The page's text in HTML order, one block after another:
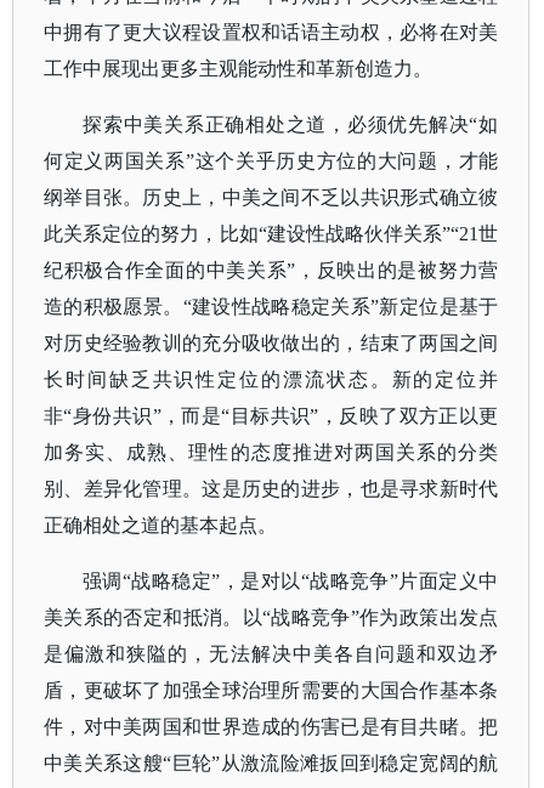
中拥有了更大议程设置权和话语主动权，必将在对美
工作中展现出更多主观能动性和革新创造力。
探索中美关系正确相处之道，必须优先解决“如
何定义两国关系”这个关乎历史方位的大问题，才能
纲举目张。历史上，中美之间不乏以共识形式确立彼
此关系定位的努力，比如“建设性战略伙伴关系”“21世
纪积极合作全面的中美关系”，反映出的是被努力营
造的积极愿景。“建设性战略稳定关系”新定位是基于
对历史经验教训的充分吸收做出的，结束了两国之间
长时间缺乏共识性定位的漂流状态。新的定位并
非“身份共识”，而是“目标共识”，反映了双方正以更
加务实、成熟、理性的态度推进对两国关系的分类
别、差异化管理。这是历史的进步，也是寻求新时代
正确相处之道的基本起点。
强调“战略稳定”，是对以“战略竞争”片面定义中
美关系的否定和抵消。以“战略竞争”作为政策出发点
是偏激和狭隘的，无法解决中美各自问题和双边矛
盾，更破坏了加强全球治理所需要的大国合作基本条
件，对中美两国和世界造成的伤害已是有目共睹。把
中美关系这艘“巨轮”从激流险滩扳回到稳定宽阔的航